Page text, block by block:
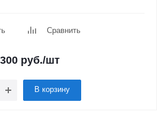
Сравнить
руб./шт
В корзину